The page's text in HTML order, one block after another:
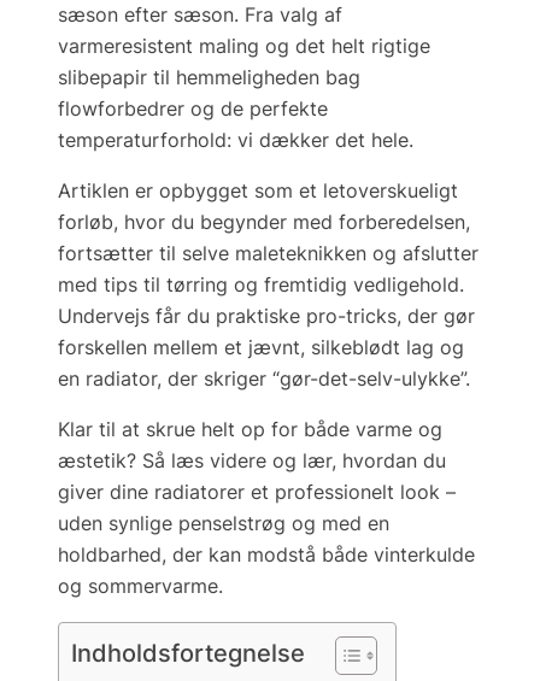
sæson efter sæson. Fra valg af
varmeresistent maling og det helt rigtige
slibepapir til hemmeligheden bag
flowforbedrer og de perfekte
temperaturforhold: vi dækker det hele.
Artiklen er opbygget som et letoverskueligt
forløb, hvor du begynder med forberedelsen,
fortsætter til selve maleteknikken og afslutter
med tips til tørring og fremtidig vedligehold.
Undervejs får du praktiske pro-tricks, der gør
forskellen mellem et jævnt, silkeblødt lag og
en radiator, der skriger “gør-det-selv-ulykke”.
Klar til at skrue helt op for både varme og
æstetik? Så læs videre og lær, hvordan du
giver dine radiatorer et professionelt look –
uden synlige penselstrøg og med en
holdbarhed, der kan modstå både vinterkulde
og sommervarme.
Indholdsfortegnelse